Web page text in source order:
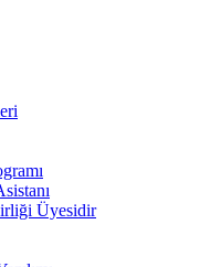
Üyesidir